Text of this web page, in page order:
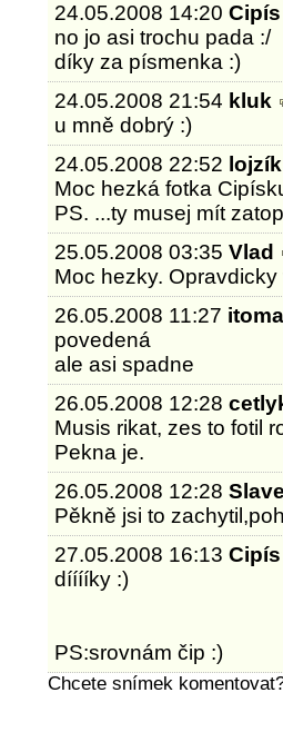
24.05.2008 14:20Cipís
no jo asi trochu pada :/
díky za písmenka :)
24.05.2008 21:54 kluk
u mně dobrý :)
24.05.2008 22:52 lojzík
Moc hezká fotka
PS. ...ty musej mít
25.05.2008 03:35Vlad
Moc hezky.
26.05.2008 11:27
povedená
ale asi spadne
26.05.2008 12:28
Musis rikat, zes to fotil
Pekna je.
26.05.2008 12:28
Pěkně jsi to
27.05.2008 16:13Cipís
dííííky :)
PS:srovnám čip :)
Chcete snímek